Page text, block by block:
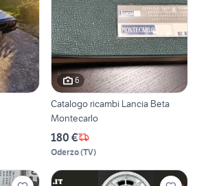
6
Catalogo ricambi Lancia Beta
Montecarlo
180 €
Oderzo(TV)